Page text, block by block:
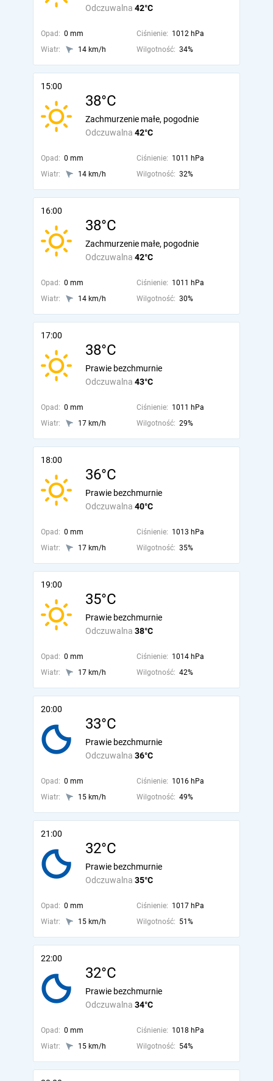
Odczuwalna 42°C
Opad: 0 mm Ciśnienie: 1012 hPa
Wiatr:
14 km/h Wilgotność: 34%
15:00
38°C
Odczuwalna 42°C
Zachmurzenie małe, pogodnie
Opad: 0 mm Ciśnienie: 1011 hPa
Wiatr:
14 km/h Wilgotność: 32%
16:00
38°C
Odczuwalna 42°C
Zachmurzenie małe, pogodnie
Opad: 0 mm Ciśnienie: 1011 hPa
Wiatr:
14 km/h Wilgotność: 30%
17:00
38°C
Odczuwalna 43°C
Prawie bezchmurnie
Opad: 0 mm Ciśnienie: 1011 hPa
Wiatr:
17 km/h Wilgotność: 29%
18:00
36°C
Odczuwalna 40°C
Prawie bezchmurnie
Opad: 0 mm Ciśnienie: 1013 hPa
Wiatr:
17 km/h Wilgotność: 35%
19:00
35°C
Odczuwalna 38°C
Prawie bezchmurnie
Opad: 0 mm Ciśnienie: 1014 hPa
Wiatr:
17 km/h Wilgotność: 42%
20:00
33°C
Odczuwalna 36°C
Prawie bezchmurnie
Opad: 0 mm Ciśnienie: 1016 hPa
Wiatr:
15 km/h Wilgotność: 49%
21:00
32°C
Odczuwalna 35°C
Prawie bezchmurnie
Opad: 0 mm Ciśnienie: 1017 hPa
Wiatr:
15 km/h Wilgotność: 51%
22:00
32°C
Odczuwalna 34°C
Prawie bezchmurnie
Opad: 0 mm Ciśnienie: 1018 hPa
Wiatr:
15 km/h Wilgotność: 54%